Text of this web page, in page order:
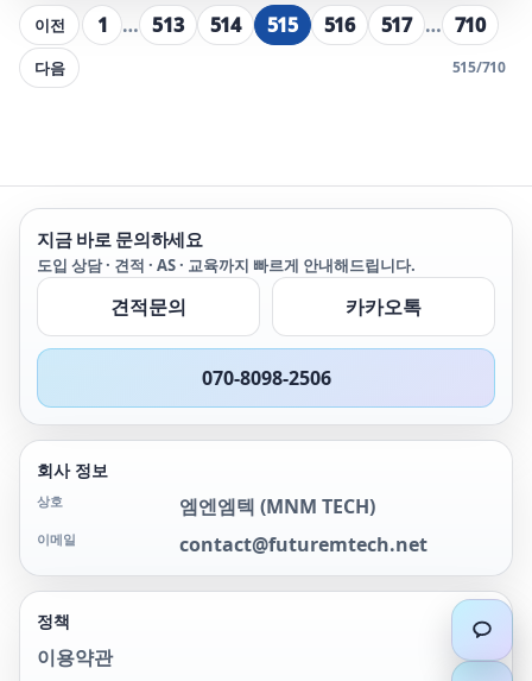
이전 1 … 513 514 515 516 517 … 710
다음 515/710
지금 바로 문의하세요
도입 상담 · 견적 · AS · 교육까지 빠르게 안내해드립니다.
견적문의 카카오톡
070-8098-2506
회사 정보
상호 엠엔엠텍 (MNM TECH)
이메일 contact@futuremtech.net
정책
이용약관